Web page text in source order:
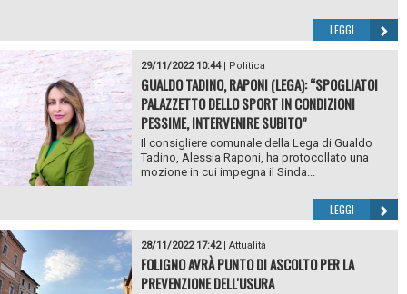
LEGGI
29/11/2022 10:44| Politica
GUALDO TADINO, RAPONI (LEGA): “SPOGLIATOI
PALAZZETTO DELLO SPORT IN CONDIZIONI
PESSIME, INTERVENIRE SUBITO”
Il consigliere comunale della Lega di Gualdo
Tadino, Alessia Raponi, ha protocollato una
mozione in cui impegna il Sinda...
LEGGI
28/11/2022 17:42| Attualità
FOLIGNO AVRÀ PUNTO DI ASCOLTO PER LA
PREVENZIONE DELL'USURA